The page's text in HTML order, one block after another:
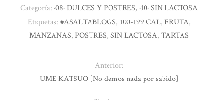
Categoría: ·08· DULCES Y POSTRES, ·10· SIN LACTOSA
Etiquetas: #ASALTABLOGS, 100-199 CAL, FRUTA,
MANZANAS, POSTRES, SIN LACTOSA, TARTAS
Anterior:
UME KATSUO [No demos nada por sabido]